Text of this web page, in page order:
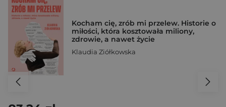
Kocham cię, zrób mi przelew. Historie o
miłości, która kosztowała miliony,
zdrowie, a nawet życie
Klaudia Ziółkowska